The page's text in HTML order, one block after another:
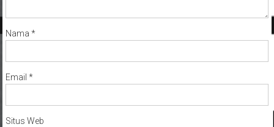
Nama *
Email *
Situs Web